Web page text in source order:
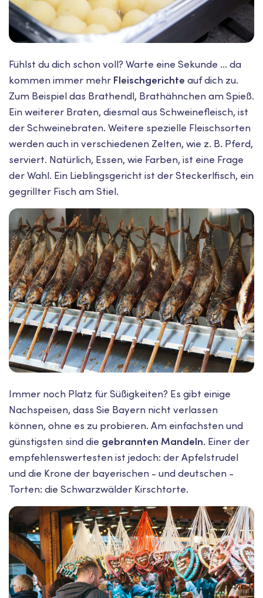
Fühlst du dich schon voll? Warte eine Sekunde ... da
kommen immer mehr Fleischgerichte auf dich zu.
Zum Beispiel das Brathendl, Brathähnchen am Spieß.
Ein weiterer Braten, diesmal aus Schweinefleisch, ist
der Schweinebraten. Weitere spezielle Fleischsorten
werden auch in verschiedenen Zelten, wie z. B. Pferd,
serviert. Natürlich, Essen, wie Farben, ist eine Frage
der Wahl. Ein Lieblingsgericht ist der Steckerlfisch, ein
gegrillter Fisch am Stiel.
Immer noch Platz für Süßigkeiten? Es gibt einige
Nachspeisen, dass Sie Bayern nicht verlassen
können, ohne es zu probieren. Am einfachsten und
günstigsten sind die gebrannten Mandeln. Einer der
empfehlenswertesten ist jedoch: der Apfelstrudel
und die Krone der bayerischen - und deutschen -
Torten: die Schwarzwälder Kirschtorte.